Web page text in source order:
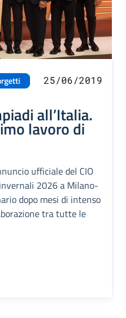
25/06/2019
all’Italia.
lavoro di
ufficiale del CIO
2026 a Milano-
dopo mesi di intenso
tra tutte le